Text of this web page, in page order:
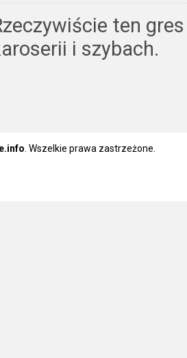
ten
i szybach.
. Wszelkie prawa zastrzeżone.